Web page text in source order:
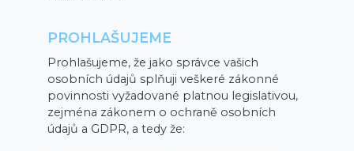
PROHLAŠUJEME
Prohlašujeme, že jako správce vašich
osobních údajů splňuji veškeré zákonné
povinnosti vyžadované platnou legislativou,
zejména zákonem o ochraně osobních
údajů a GDPR, a tedy že: